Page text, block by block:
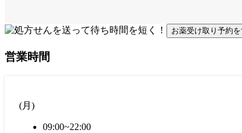
お薬受け取り予約
営業時間
(月 )
09:00~22:00